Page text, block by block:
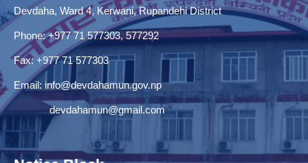
Devdaha, Ward 4, Kerwani, Rupandehi District
Phone: +977 71 577303, 577292
Fax: +977 71 577303
Email: info@devdahamun.gov.np
devdahamun@gmail.com